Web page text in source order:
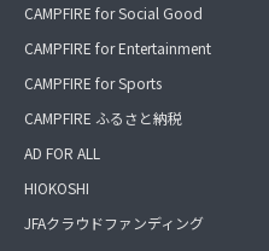
CAMPFIRE for Social Good
CAMPFIRE for Entertainment
CAMPFIRE for Sports
CAMPFIRE ふるさと納税
AD FOR ALL
HIOKOSHI
JFAクラウドファンディング